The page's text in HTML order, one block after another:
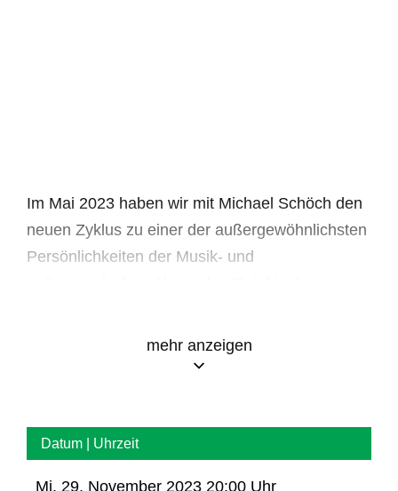
Im Mai 2023 haben wir mit Michael Schöch den
neuen Zyklus zu einer der außergewöhnlichsten
Persönlichkeiten der Musik- und
Anhängern wurde er fast wie ein Messias
verehrt, seine Gegner nannten ihn schon früh
Einheit gesehen werden kann, steht jeder Abend
mehr anzeigen
Datum | Uhrzeit
Mi, 29. November 2023 20:00 Uhr